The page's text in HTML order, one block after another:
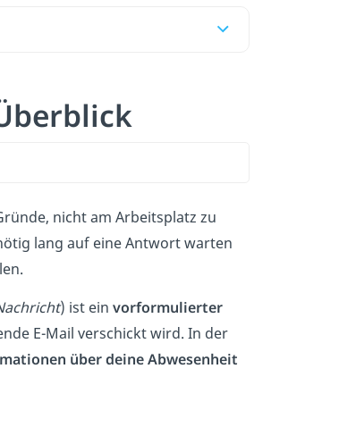
nicht am Arbeitsplatz zu
lang auf eine Antwort warten
) ist ein vorformulierter
E-Mail verschickt wird. In der
über deine Abwesenheit